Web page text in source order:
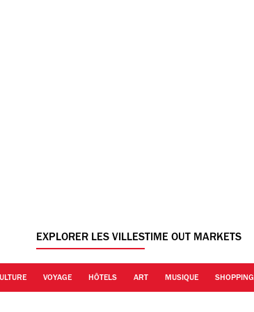
EXPLORER LES VILLESTIME OUT MARKETS
VOYAGE HÔTELS ART MUSIQUE SHOPPING